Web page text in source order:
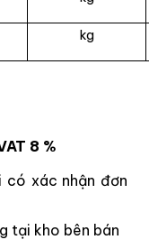
kg
8 %
có xác nhận đơn
tại kho bên bán